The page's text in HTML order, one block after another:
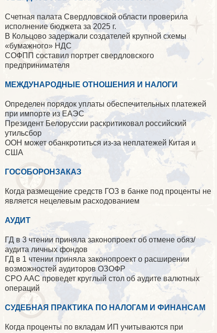
Счетная палата Свердловской области проверила
исполнение бюджета за 2025 г.
В Кольцово задержали создателей крупной схемы
«бумажного» НДС
СОФПП составил портрет свердловского
предпринимателя
МЕЖДУНАРОДНЫЕ ОТНОШЕНИЯ И НАЛОГИ
Определен порядок уплаты обеспечительных платежей
при импорте из ЕАЭС
Президент Белоруссии раскритиковал российский
утильсбор
ООН может обанкротиться из-за неплатежей Китая и
США
ГОСОБОРОНЗАКАЗ
Когда размещение средств ГОЗ в банке под проценты не
является нецелевым расходованием
АУДИТ
ГД в 3 чтении приняла законопроект об отмене обяз/
аудита личных фондов
ГД в 1 чтении приняла законопроект о расширении
возможностей аудиторов ОЗОФР
СРО ААС проведет круглый стол об аудите валютных
операций
СУДЕБНАЯ ПРАКТИКА ПО НАЛОГАМ И ФИНАНСАМ
Когда проценты по вкладам ИП учитываются при